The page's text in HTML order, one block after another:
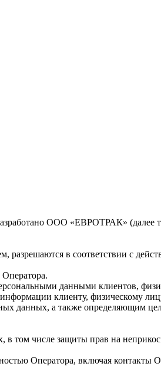
ООО «ЕВРОТРАК» (далее
в соответствии с
данными клиентов,
клиенту, физическому
данных, а также определяющим
в том числе защиты прав на
Оператора, включая контакты